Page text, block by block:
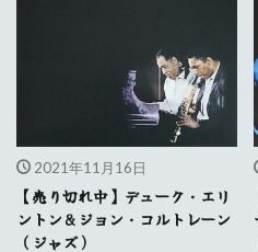
2021年11月16日
【売り切れ中】デューク・エリ
ントン&ジョン・コルトレーン
（ジャズ）